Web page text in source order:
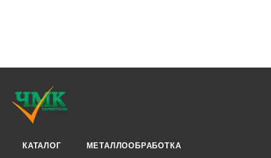
КАТАЛОГ МЕТАЛЛООБРАБОТКА